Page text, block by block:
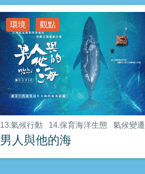
環境 觀點
13.氣候行動 14.保育海洋生態 氣候變遷
男人與他的海